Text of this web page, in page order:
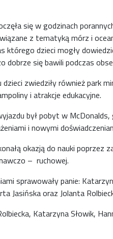
się w godzinach
z tematyką mórz i
którego dzieci mogły
dobrze się bawili podczas
zwiedziły również park
i atrakcje edukacyjne.
był pobyt w
i nowymi
okazją do nauki poprzez
– ruchowej.
sprawowały panie:
Jasińska oraz Jolanta
Katarzyna Słowik,